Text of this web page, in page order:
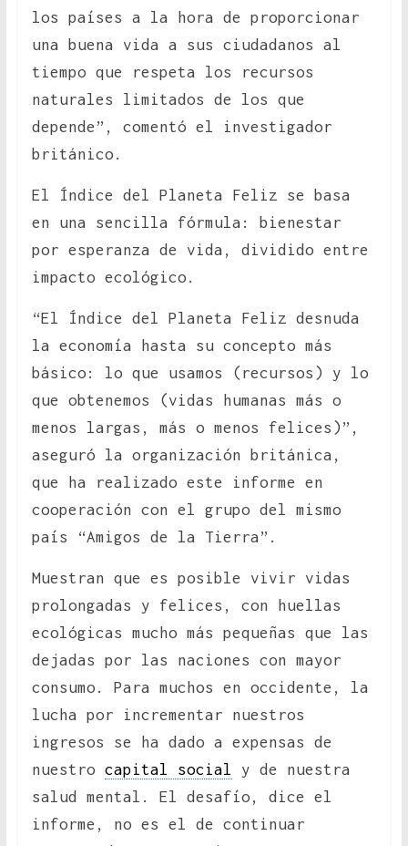
los países a la hora de proporcionar
una buena vida a sus ciudadanos al
tiempo que respeta los recursos
naturales limitados de los que
depende”, comentó el investigador
británico.
El Índice del Planeta Feliz se basa
en una sencilla fórmula: bienestar
por esperanza de vida, dividido entre
impacto ecológico.
“El Índice del Planeta Feliz desnuda
la economía hasta su concepto más
básico: lo que usamos (recursos) y lo
que obtenemos (vidas humanas más o
menos largas, más o menos felices)”,
aseguró la organización británica,
que ha realizado este informe en
cooperación con el grupo del mismo
país “Amigos de la Tierra”.
Muestran que es posible vivir vidas
prolongadas y felices, con huellas
ecológicas mucho más pequeñas que las
dejadas por las naciones con mayor
consumo. Para muchos en occidente, la
lucha por incrementar nuestros
ingresos se ha dado a expensas de
nuestro capital social y de nuestra
salud mental. El desafío, dice el
informe, no es el de continuar